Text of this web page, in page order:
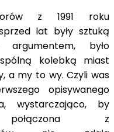
z 1991 roku
lat były sztuką
argumentem, było
kolebką miast
a my to wy. Czyli was
opisywanego
wystarczająco, by
połączona z